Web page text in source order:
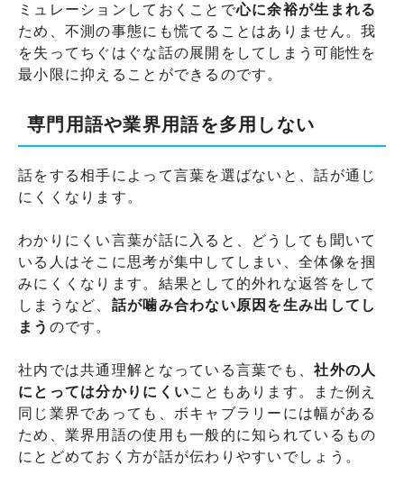
ミュレーションしておくことで心に余裕が生まれる
ため、不測の事態にも慌てることはありません。我
を失ってちぐはぐな話の展開をしてしまう可能性を
最小限に抑えることができるのです。
専門用語や業界用語を多用しない
話をする相手によって言葉を選ばないと、話が通じ
にくくなります。
わかりにくい言葉が話に入ると、どうしても聞いて
いる人はそこに思考が集中してしまい、全体像を掴
みにくくなります。結果として的外れな返答をして
しまうなど、 話が噛み合わない原因を生み出してし
まう のです。
社内では共通理解となっている言葉でも、社外の人
にとっては分かりにくいこともあります。また例え
同じ業界であっても、ボキャブラリーには幅がある
ため、業界用語の使用も一般的に知られているもの
にとどめておく方が話が伝わりやすいでしょう。